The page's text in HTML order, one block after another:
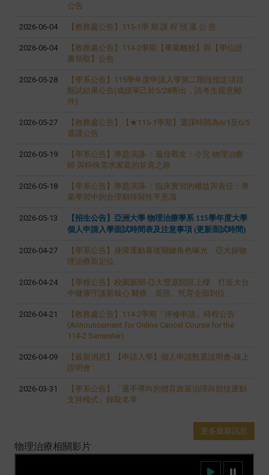
公告
2026-06-04 【教務處公告】115-1學 期 課 程 預 選 公 告
2026-06-04
【教務處公告】114-2學期【畢業離校】與【學位證
書領取】公告
2026-05-28
【學系公告】115學年度申請入學第二階段指定項目
甄試結果公告(成績單己於5/28寄出，請考生留意郵
件)
2026-05-27
【教務處公告】【★115-1學期】選課時間為6/1至6/5
選課公告
2026-05-19 【學系公告】專題演講-： 最佳戰友：小兒 物理治療
師 與特殊需求家庭的並肩之路
2026-05-18 【學系公告】專題演講- ：臨床實習的權益與責任：專
業學習中的合理期待與性平意識
2026-05-13 【招生公告】亞洲大學 物理治療學系 115學年度大學
個人申請入學面試時間表及注意事項 (更新面試時間)
2026-04-27
【學系公告】身障運動幕後關鍵角色曝光 亞大探物
理治療新定位
2026-04-24
【學校公告】校園新聞-亞大豐原院區上樑 打造大台
中健康守護新核心 醫療、長照、托育全面到位
2026-04-21
【教務處公告】114-2學期「停修申請」時程公告
(Announcement for Online Cancel Course for the
114-2 Semester)
2026-04-09
【最新消息】【申請入學】個人申請甄選說明會-線上
說明會
2026-03-31
【學系公告】「選手導向的體育政策治理與競技運動
支持模式」錄取名單
更多最新訊息
物理治療相關影片